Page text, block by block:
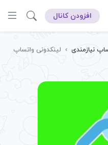
افزودن کانال
نیازمندی › لینکدونی واتساپ